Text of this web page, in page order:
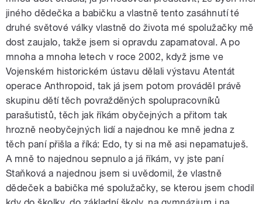
jiného dědečka a babičku a vlastně tento zasáhnutí té
druhé světové války vlastně do života mé spolužačky mě
dost zaujalo, takže jsem si opravdu zapamatoval. A po
mnoha a mnoha letech v roce 2002, když jsme ve
Vojenském historickém ústavu dělali výstavu Atentát
operace Anthropoid, tak já jsem potom prováděl právě
skupinu dětí těch povražděných spolupracovníků
parašutistů, těch jak říkám obyčejných a přitom tak
hrozně neobyčejných lidí a najednou ke mně jedna z
těch paní přišla a říká: Edo, ty si na mě asi nepamatuješ.
A mně to najednou sepnulo a já říkám, vy jste paní
Staňková a najednou jsem si uvědomil, že vlastně
dědeček a babička mé spolužačky, se kterou jsem chodil